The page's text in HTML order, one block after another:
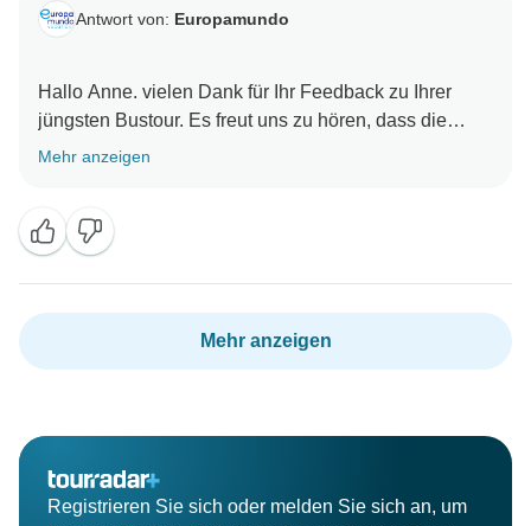
Antwort von: Europamundo
Hallo Anne. vielen Dank für Ihr Feedback zu Ihrer
jüngsten Bustour. Es freut uns zu hören, dass die
Reise für Sie insgesamt positiv verlaufen ist.
Programm zu hektisch war, und wir werden uns
überlegen, ob wir das ändern. Wir verstehen auch die
Probleme mit dem Hotel in Rom und arbeiten aktiv an
besseren Unterkunftsmöglichkeiten.
Wir haben zwar eine größere
aber wir werden uns bemühen, ein ausgewogenes
Es ist wunderbar, dass Paula, Ihre Reiseleiterin, die
Mehr anzeigen
Mehr anzeigen
Registrieren Sie sich oder melden Sie sich an, um